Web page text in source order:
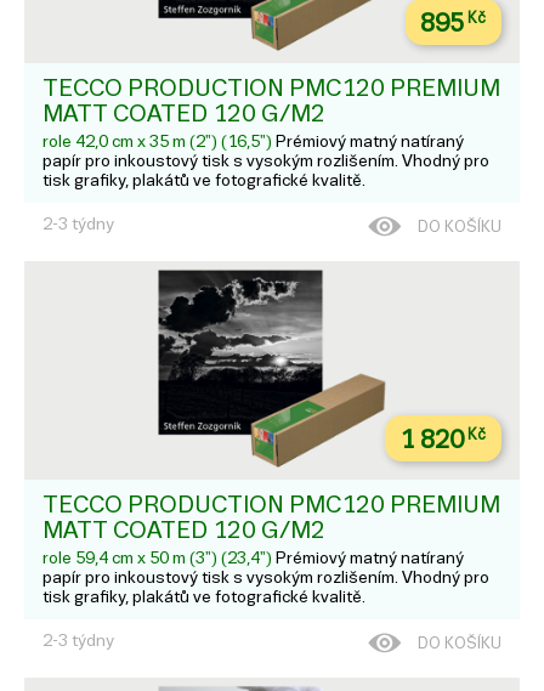
895 Kč
TECCO PRODUCTION PMC120 PREMIUM
MATT COATED 120 G/M2
role 42,0 cm x 35 m (2") (16,5") Prémiový matný natíraný
papír pro inkoustový tisk s vysokým rozlišením. Vhodný pro
tisk grafiky, plakátů ve fotografické kvalitě.
2-3 týdny DO KOŠÍKU
1 820Kč
TECCO PRODUCTION PMC120 PREMIUM
MATT COATED 120 G/M2
role 59,4 cm x 50 m (3") (23,4") Prémiový matný natíraný
papír pro inkoustový tisk s vysokým rozlišením. Vhodný pro
tisk grafiky, plakátů ve fotografické kvalitě.
2-3 týdny DO KOŠÍKU